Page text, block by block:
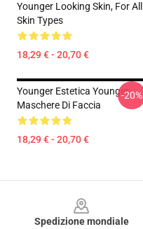
Younger Looking Skin, For All
Skin Types
18,29 € - 20,70 €
Younger Estetica Younger
Maschere Di Faccia
18,29 € - 20,70 €
-20%
Spedizione mondiale